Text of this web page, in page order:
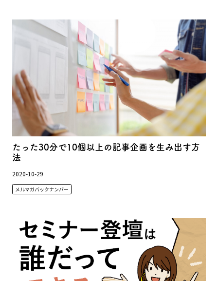
たった30分で10個以上の記事企画を生み出す方
法
2020-10-29
メルマガバックナンバー